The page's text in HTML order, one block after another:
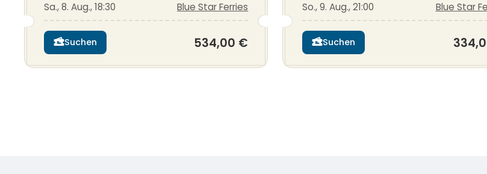
Sa., 8. Aug., 18:30 Blue Star Ferries
Suchen 534,00 €
So., 9. Aug., 21:00 Blue Star
Suchen